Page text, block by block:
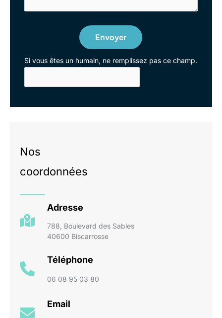
Envoyer
Si vous êtes un humain, ne remplissez pas ce champ.
Nos
coordonnées
Adresse
788, Boulevard des Sables
40600 Biscarrosse
Téléphone
06 08 95 03 80
Email